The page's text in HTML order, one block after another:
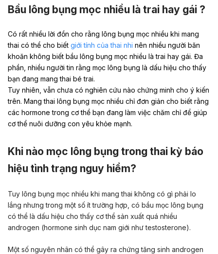
Bầu lông bụng mọc nhiều là trai hay gái ?
Có rất nhiều lời đồn cho rằng lông bụng mọc nhiều khi mang
thai có thể cho biết giới tính của thai nhi nên nhiều người băn
khoăn không biết bầu lông bụng mọc nhiều là trai hay gái. Đa
phần, nhiều người tin rằng mọc lông bụng là dấu hiệu cho thấy
bạn đang mang thai bé trai.
Tuy nhiên, vẫn chưa có nghiên cứu nào chứng minh cho ý kiến
trên. Mang thai lông bụng mọc nhiều chỉ đơn giản cho biết rằng
các hormone trong cơ thể bạn đang làm việc chăm chỉ để giúp
cơ thể nuôi dưỡng con yêu khỏe mạnh.
Khi nào mọc lông bụng trong thai kỳ báo
hiệu tình trạng nguy hiểm?
Tuy lông bụng mọc nhiều khi mang thai không có gì phải lo
lắng nhưng trong một số ít trường hợp, có bầu mọc lông bụng
có thể là dấu hiệu cho thấy cơ thể sản xuất quá nhiều
androgen (hormone sinh dục nam giới như testosterone).
Một số nguyên nhân có thể gây ra chứng tăng sinh androgen